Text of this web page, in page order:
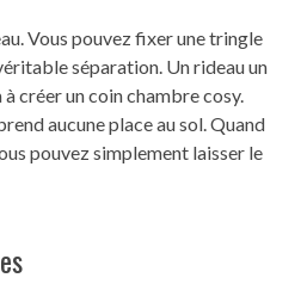
Vous pouvez fixer une tringle
séparation. Un rideau un
créer un coin chambre cosy.
aucune place au sol. Quand
pouvez simplement laisser le